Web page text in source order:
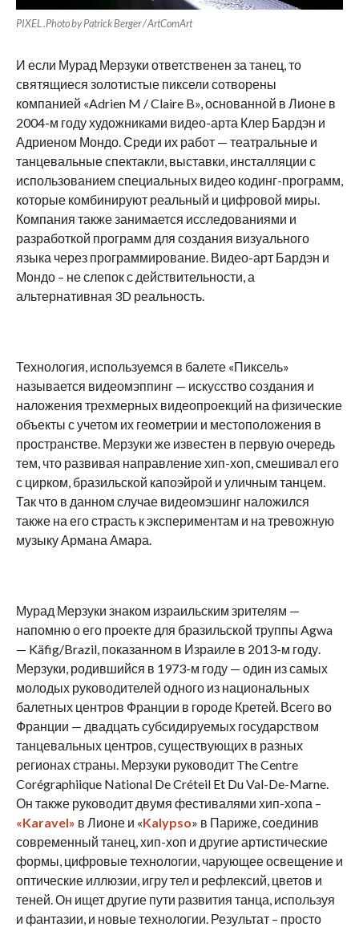
PIXEL .Photo by Patrick Berger / ArtComArt
И если Мурад Мерзуки ответственен за танец, то
святящиеся золотистые пиксели сотворены
компанией «Adrien M / Claire B», основанной в Лионе в
2004-м году художниками видео-арта Клер Бардэн и
Адриеном Мондо. Среди их работ — театральные и
танцевальные спектакли, выставки, инсталляции с
использованием специальных видео кодинг-программ,
которые комбинируют реальный и цифровой миры.
Компания также занимается исследованиями и
разработкой программ для создания визуального
языка через программирование. Видео-арт Бардэн и
Мондо – не слепок с действительности, а
альтернативная 3D реальность.
Технология, используемся в балете «Пиксель»
называется видеомэппинг — искусство создания и
наложения трехмерных видеопроекций на физические
объекты с учетом их геометрии и местоположения в
пространстве. Мерзуки же известен в первую очередь
тем, что развивая направление хип-хоп, смешивал его
с цирком, бразильской капоэйрой и уличным танцем.
Так что в данном случае видеомэшинг наложился
также на его страсть к экспериментам и на тревожную
музыку Армана Амара.
Мурад Мерзуки знаком израильским зрителям —
напомню о его проекте для бразильской труппы Agwa
— Käfig/Brazil, показанном в Израиле в 2013-м году.
Мерзуки, родившийся в 1973-м году — один из самых
молодых руководителей одного из национальных
балетных центров Франции в городе Кретей. Всего во
Франции — двадцать субсидируемых государством
танцевальных центров, существующих в разных
регионах страны. Мерзуки руководит The Centre
Corégraphiique National De Créteil Et Du Val-De-Marne.
Он также руководит двумя фестивалями хип-хопа –
«Karavel» в Лионе и «Kalypso» в Париже, соединив
современный танец, хип-хоп и другие артистические
формы, цифровые технологии, чарующее освещение и
оптические иллюзии, игру тел и рефлексий, цветов и
теней. Он ищет другие пути развития танца, используя
и фантазии, и новые технологии. Результат – просто